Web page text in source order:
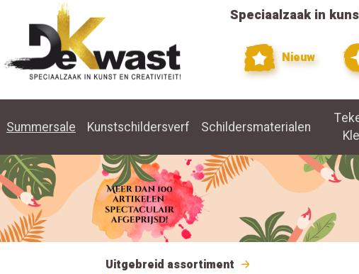
Speciaalzaak in
Nieuw
Summersale Kunstschildersverf Schildersmaterialen
Uitgebreid assortiment